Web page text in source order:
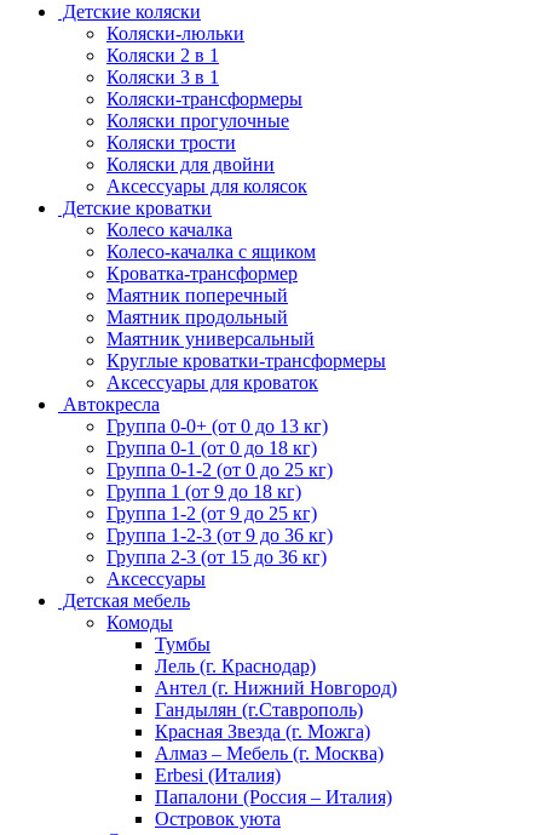
Детские коляски
Коляски-люльки
Коляски 2 в 1
Коляски 3 в 1
Коляски-трансформеры
Коляски прогулочные
Коляски трости
Коляски для двойни
Аксессуары для колясок
Детские кроватки
Колесо качалка
Колесо-качалка с ящиком
Кроватка-трансформер
Маятник поперечный
Маятник продольный
Маятник универсальный
Круглые кроватки-трансформеры
Аксессуары для кроваток
Автокресла
Группа 0-0+ (от 0 до 13 кг)
Группа 0-1 (от 0 до 18 кг)
Группа 0-1-2 (от 0 до 25 кг)
Группа 1 (от 9 до 18 кг)
Группа 1-2 (от 9 до 25 кг)
Группа 1-2-3 (от 9 до 36 кг)
Группа 2-3 (от 15 до 36 кг)
Аксессуары
Детская мебель
Комоды
Тумбы
Лель (г. Краснодар)
Антел (г. Нижний Новгород)
Гандылян (г.Ставрополь)
Красная Звезда (г. Можга)
Алмаз – Мебель (г. Москва)
Erbesi (Италия)
Папалони (Россия – Италия)
Островок уюта